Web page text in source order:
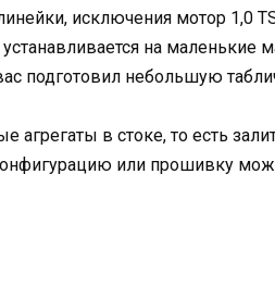
исключения мотор 1,0
на маленькие
подготовил небольшую
агрегаты в стоке, то есть
или прошивку